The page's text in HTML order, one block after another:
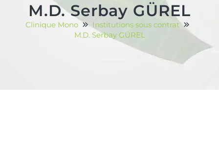
M.D. Serbay GÜREL
Clinique Mono
Institutions sous contrat
M.D. Serbay GÜREL